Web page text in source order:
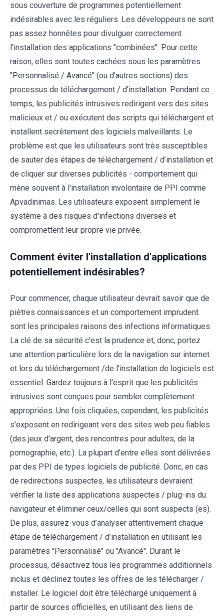
sous couverture de programmes potentiellement
indésirables avec les réguliers. Les développeurs ne sont
pas assez honnêtes pour divulguer correctement
l'installation des applications "combinées". Pour cette
raison, elles sont toutes cachées sous les paramètres
"Personnalisé / Avancé" (ou d'autres sections) des
processus de téléchargement / d’installation. Pendant ce
temps, les publicités intrusives redirigent vers des sites
malicieux et / ou exécutent des scripts qui téléchargent et
installent secrètement des logiciels malveillants. Le
problème est que les utilisateurs sont très susceptibles
de sauter des étapes de téléchargement / d’installation et
de cliquer sur diverses publicités - comportement qui
mène souvent à l'installation involontaire de PPI comme
Apvadinimas. Les utilisateurs exposent simplement le
système à des risques d'infections diverses et
compromettent leur propre vie privée.
Comment éviter l'installation d'applications
potentiellement indésirables?
Pour commencer, chaque utilisateur devrait savoir que de
piètres connaissances et un comportement imprudent
sont les principales raisons des infections informatiques.
La clé de sa sécurité c’est la prudence et, donc, portez
une attention particulière lors de la navigation sur internet
et lors du téléchargement /de l'installation de logiciels est
essentiel. Gardez toujours à l'esprit que les publicités
intrusives sont conçues pour sembler complètement
appropriées. Une fois cliquées, cependant, les publicités
s'exposent en redirigeant vers des sites web peu fiables
(des jeux d'argent, des rencontres pour adultes, de la
pornographie, etc.). La plupart d'entre elles sont délivrées
par des PPI de types logiciels de publicité. Donc, en cas
de redirections suspectes, les utilisateurs devraient
vérifier la liste des applications suspectes / plug-ins du
navigateur et éliminer ceux/celles qui sont suspects (es).
De plus, assurez-vous d’analyser attentivement chaque
étape de téléchargement / d’installation en utilisant les
paramètres "Personnalisé" ou "Avancé". Durant le
processus, désactivez tous les programmes additionnels
inclus et déclinez toutes les offres de les télécharger /
installer. Le logiciel doit être téléchargé uniquement à
partir de sources officielles, en utilisant des liens de